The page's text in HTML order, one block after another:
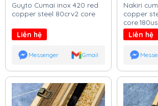
Guyto Cumai inox 420 red
copper steel 80crv2 core
Liên hệ
Messenger Gmail
Nakiri
copper
Liên hệ